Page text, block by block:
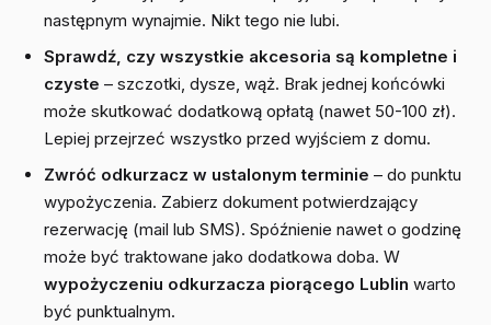
następnym wynajmie. Nikt tego nie lubi.
Sprawdź, czy wszystkie akcesoria są kompletne i
czyste – szczotki, dysze, wąż. Brak jednej końcówki
może skutkować dodatkową opłatą (nawet 50-100 zł).
Lepiej przejrzeć wszystko przed wyjściem z domu.
Zwróć odkurzacz w ustalonym terminie – do punktu
wypożyczenia. Zabierz dokument potwierdzający
rezerwację (mail lub SMS). Spóźnienie nawet o godzinę
może być traktowane jako dodatkowa doba. W
wypożyczeniu odkurzacza piorącego Lublin warto
być punktualnym.